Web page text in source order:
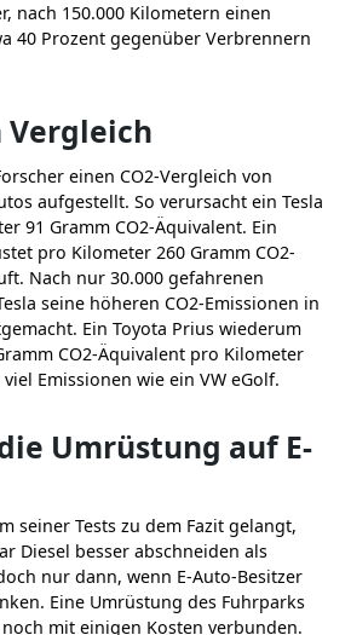
nach 150.000 Kilometern einen
40 Prozent gegenüber Verbrennern
Vergleich
einen CO2-Vergleich von
aufgestellt. So verursacht ein Tesla
91 Gramm CO2-Äquivalent. Ein
pro Kilometer 260 Gramm CO2-
Nach nur 30.000 gefahrenen
seine höheren CO2-Emissionen in
Ein Toyota Prius wiederum
CO2-Äquivalent pro Kilometer
Emissionen wie ein VW eGolf.
Umrüstung auf E-
seiner Tests zu dem Fazit gelangt,
Diesel besser abschneiden als
nur dann, wenn E-Auto-Besitzer
Eine Umrüstung des Fuhrparks
mit einigen Kosten verbunden.